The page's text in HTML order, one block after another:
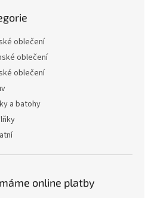
oblečení
oblečení
oblečení
a batohy
online platby